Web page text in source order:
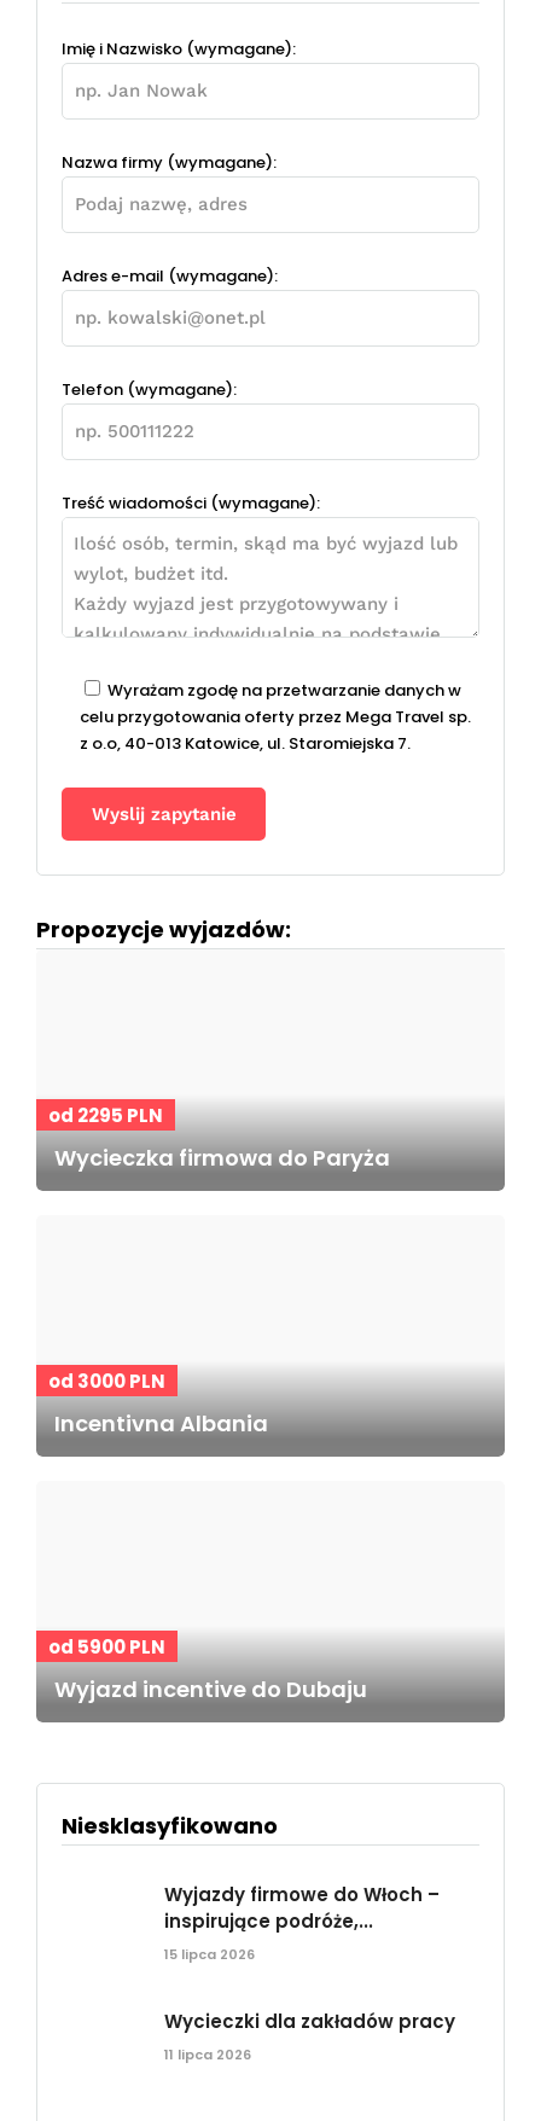
Imię i Nazwisko (wymagane):
Nazwa firmy (wymagane):
Adres e-mail (wymagane):
Telefon (wymagane):
Treść wiadomości (wymagane):
Wyrażam zgodę na przetwarzanie danych w
celu przygotowania oferty przez Mega Travel sp.
z o.o, 40-013 Katowice, ul. Staromiejska 7.
Propozycje wyjazdów:
od 2295 PLN
Wycieczka firmowa do Paryża
od 3000 PLN
Incentivna Albania
od 5900 PLN
Wyjazd incentive do Dubaju
Niesklasyfikowano
Wyjazdy firmowe do Włoch –
inspirujące podróże,...
15 lipca 2026
Wycieczki dla zakładów pracy
11 lipca 2026